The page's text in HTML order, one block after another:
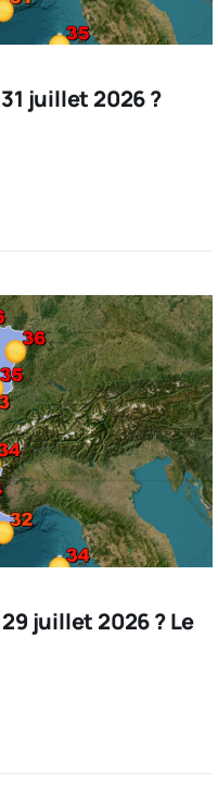
juillet 2026 ?
juillet 2026 ? Le